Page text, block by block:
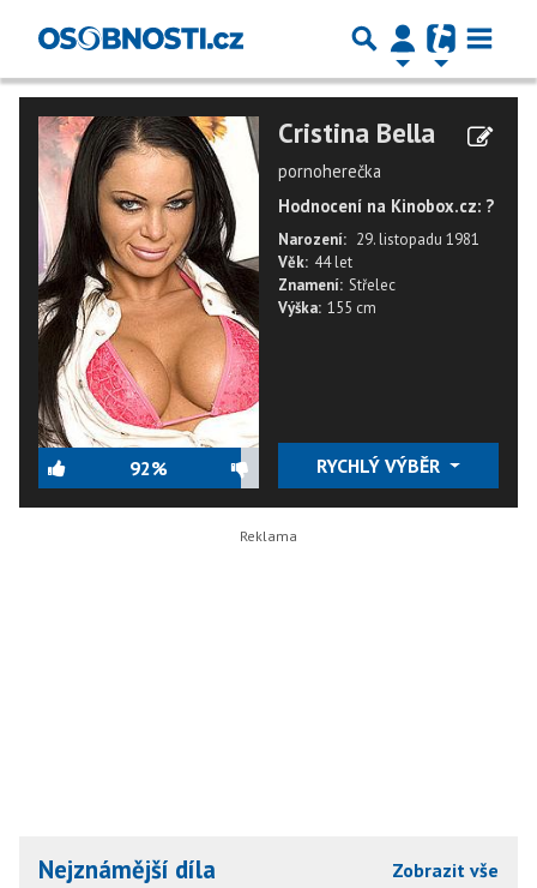
92%
Cristina Bella
pornoherečka
Hodnocení na Kinobox.cz: ?
Narození: 29. listopadu 1981
Věk: 44 let
Znamení: Střelec
Výška: 155 cm
RYCHLÝ VÝBĚR
Nejznámější díla Zobrazit vše